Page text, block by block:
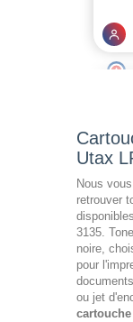
Utax
Nous
retrouver
3135.
noire,
pour
ou jet